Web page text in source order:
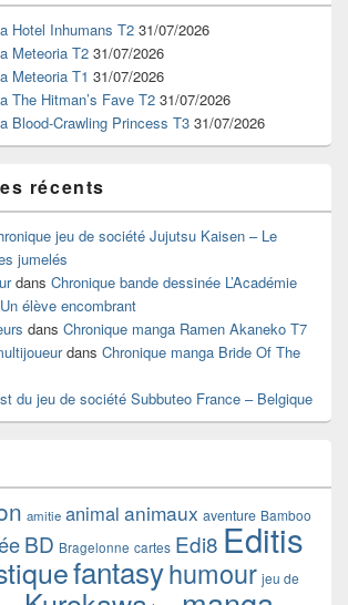
Hotel Inhumans T2 31/07/2026
Meteoria T2 31/07/2026
Meteoria T1 31/07/2026
The Hitman’s Fave T2 31/07/2026
Blood-Crawling Princess T3 31/07/2026
récents
jeu de société Jujutsu Kaisen – Le
jumelés
dans Chronique bande dessinée L’Académie
élève encombrant
dans Chronique manga Ramen Akaneko T7
dans Chronique manga Bride Of The
du jeu de société Subbuteo France – Belgique
amitie animal animaux aventure Bamboo
BD Bragelonne cartes Edi8 Editis
fantasyhumour jeu de